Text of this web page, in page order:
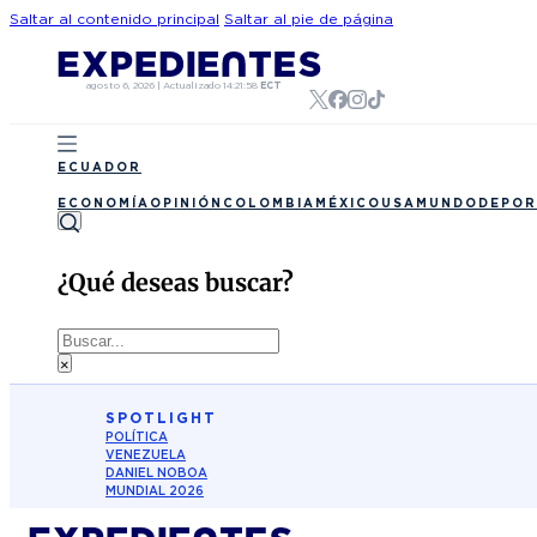
Saltar al contenido principal Saltar al pie de página
agosto 6, 2026 | Actualizado 14:21:58 ECT
ECUADOR
ECONOMÍA OPINIÓN COLOMBIA MÉXICO USA MUNDO
¿Qué deseas buscar?
Buscar
×
SPOTLIGHT
POLÍTICA
VENEZUELA
DANIEL NOBOA
MUNDIAL 2026